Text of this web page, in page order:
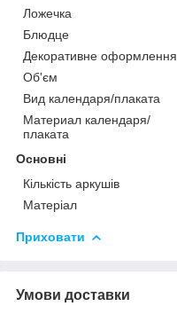
Ложечка
Блюдце
Декоративне оформлення
Об'єм
Вид календаря/плаката
Материал календаря/
плаката
Основні
Кількість аркушів
Матеріал
Приховати
Умови доставки